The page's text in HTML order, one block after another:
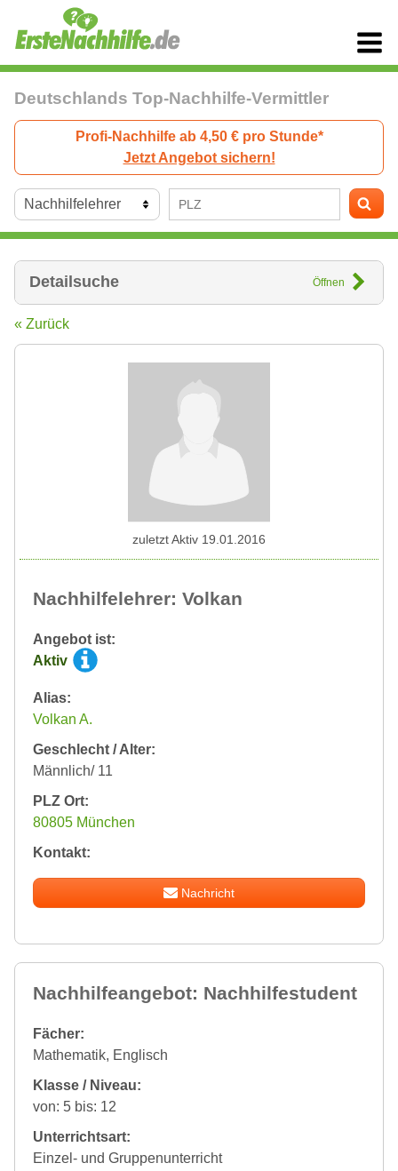
Deutschlands Top-Nachhilfe-Vermittler
Profi-Nachhilfe ab 4,50 € pro Stunde*
Jetzt Angebot sichern!
Detailsuche Öffnen
« Zurück
Nachhilfelehrer: Volkan
Angebot ist:
Aktiv
Alias:
Volkan A.
Geschlecht / Alter:
Männlich/ 11
PLZ Ort:
80805 München
Kontakt:
Nachricht
zuletzt Aktiv 19.01.2016
Nachhilfeangebot: Nachhilfestudent
Fächer:
Mathematik, Englisch
Klasse / Niveau:
von: 5 bis: 12
Unterrichtsart:
Einzel- und Gruppenunterricht